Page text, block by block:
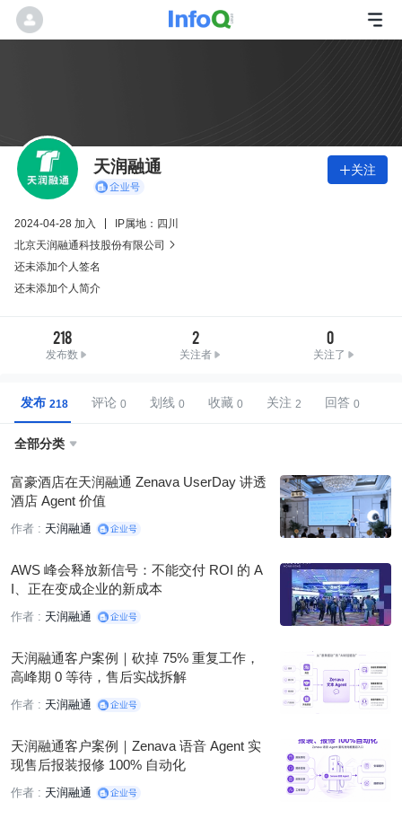
天润融通 关注
2024-04-28 加入
IP属地：四川
北京天润融通科技股份有限公司

还未添加个人签名
还未添加个人简介
218
发布数
2
关注者
0
关注了
发布 评论 划线 收藏 关注 回答
全部分类 
富豪酒店在天润融通 Zenava UserDay 讲透
酒店 Agent 价值
作者 : 天润融通
AWS 峰会释放新信号：不能交付 ROI 的 A
I、正在变成企业的新成本
作者 : 天润融通
天润融通客户案例｜砍掉 75% 重复工作，
高峰期 0 等待，售后实战拆解
作者 : 天润融通
天润融通客户案例｜Zenava 语音 Agent 实
现售后报装报修 100% 自动化
作者 : 天润融通